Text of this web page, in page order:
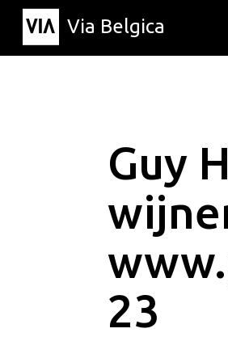
Via Belgica
Guy
23